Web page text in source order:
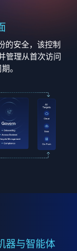
的安全，该控制
管理从首次访问
。
器与智能体